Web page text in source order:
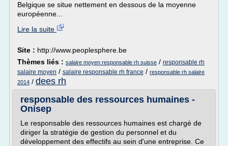
Belgique se situe nettement en dessous de la moyenne
européenne...
Lire la suite
Site : http://www.peoplesphere.be
Thèmes liés : salaire moyen responsable rh suisse / responsable rh
salaire moyen / salaire responsable rh france / responsable rh salaire
2014 / dees rh
responsable des ressources humaines -
Onisep
Le responsable des ressources humaines est chargé de
diriger la stratégie de gestion du personnel et du
développement des effectifs au sein d'une entreprise. Ce